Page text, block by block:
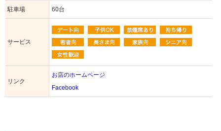
駐車場 60台
サービス
リンク
お店のホームページ
Facebook